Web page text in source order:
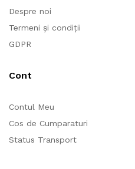
Despre noi
Termeni și condiții
GDPR
Cont
Contul Meu
Cos de Cumparaturi
Status Transport